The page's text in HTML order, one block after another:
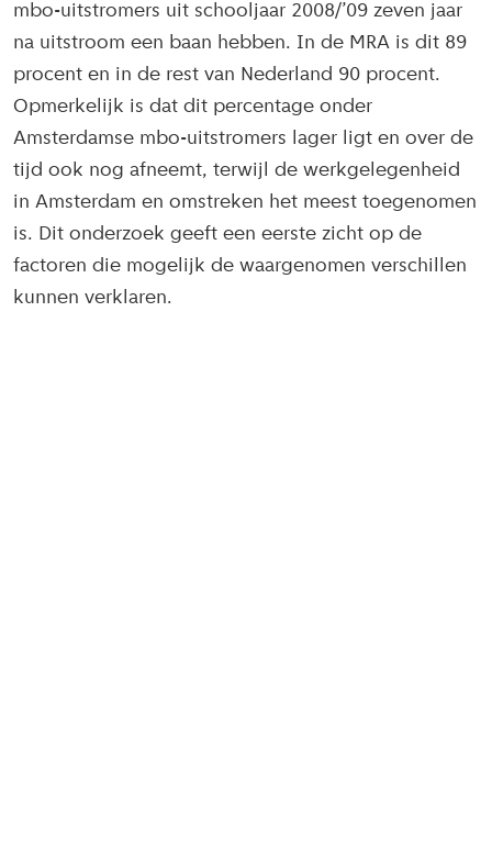
mbo-uitstromers uit schooljaar 2008/’09 zeven jaar
na uitstroom een baan hebben. In de MRA is dit 89
procent en in de rest van Nederland 90 procent.
Opmerkelijk is dat dit percentage onder
Amsterdamse mbo-uitstromers lager ligt en over de
tijd ook nog afneemt, terwijl de werkgelegenheid
in Amsterdam en omstreken het meest toegenomen
is. Dit onderzoek geeft een eerste zicht op de
factoren die mogelijk de waargenomen verschillen
kunnen verklaren.